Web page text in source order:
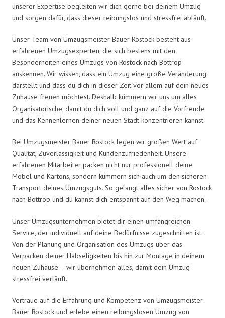
unserer Expertise begleiten wir dich gerne bei deinem Umzug
und sorgen dafür, dass dieser reibungslos und stressfrei abläuft.
Unser Team von Umzugsmeister Bauer Rostock besteht aus
erfahrenen Umzugsexperten, die sich bestens mit den
Besonderheiten eines Umzugs von Rostock nach Bottrop
auskennen. Wir wissen, dass ein Umzug eine große Veränderung
darstellt und dass du dich in dieser Zeit vor allem auf dein neues
Zuhause freuen möchtest. Deshalb kümmern wir uns um alles
Organisatorische, damit du dich voll und ganz auf die Vorfreude
und das Kennenlernen deiner neuen Stadt konzentrieren kannst.
Bei Umzugsmeister Bauer Rostock legen wir großen Wert auf
Qualität, Zuverlässigkeit und Kundenzufriedenheit. Unsere
erfahrenen Mitarbeiter packen nicht nur professionell deine
Möbel und Kartons, sondern kümmern sich auch um den sicheren
Transport deines Umzugsguts. So gelangt alles sicher von Rostock
nach Bottrop und du kannst dich entspannt auf den Weg machen.
Unser Umzugsunternehmen bietet dir einen umfangreichen
Service, der individuell auf deine Bedürfnisse zugeschnitten ist.
Von der Planung und Organisation des Umzugs über das
Verpacken deiner Habseligkeiten bis hin zur Montage in deinem
neuen Zuhause – wir übernehmen alles, damit dein Umzug
stressfrei verläuft.
Vertraue auf die Erfahrung und Kompetenz von Umzugsmeister
Bauer Rostock und erlebe einen reibungslosen Umzug von